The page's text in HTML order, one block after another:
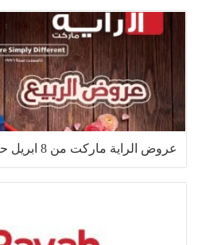
عروض الراية ماركت من 8 ابريل حتى 16 ابريل 2026 الربيع